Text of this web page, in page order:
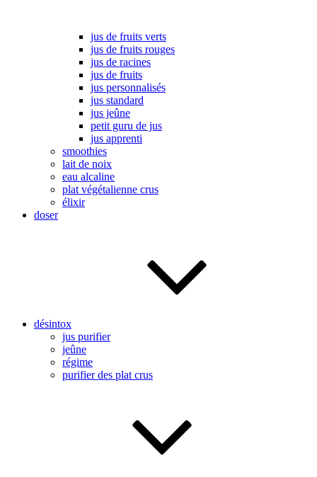
jus de fruits verts
jus de fruits rouges
jus de racines
jus de fruits
jus personnalisés
jus standard
jus jeûne
petit guru de jus
jus apprenti
smoothies
lait de noix
eau alcaline
plat végétalienne crus
élixir
doser
désintox
jus purifier
jeûne
régime
purifier des plat crus